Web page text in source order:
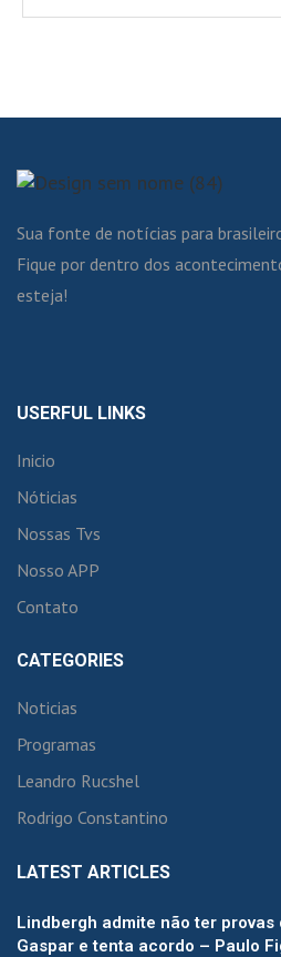
Sua fonte de notícias para
Fique por dentro dos
esteja!
USERFUL LINKS
Inicio
Nóticias
Nossas Tvs
Nosso APP
Contato
CATEGORIES
Noticias
Programas
Leandro Rucshel
Rodrigo Constantino
LATEST ARTICLES
Lindbergh admite não ter
Gaspar e tenta acordo – Paulo